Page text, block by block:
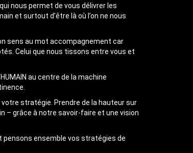
nous permet de vous délivrer les
et surtout d’être là où l’on ne nous
sens au mot accompagnement car
Celui que nous tissons entre vous et
au centre de la machine
stratégie. Prendre de la hauteur sur
– grâce à notre savoir-faire et une vision
ensemble vos stratégies de